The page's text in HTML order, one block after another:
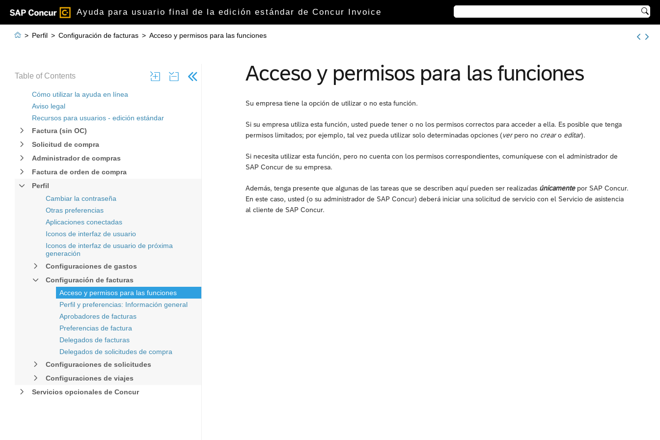
Ayuda para usuario final de la edición estándar de Concur Invoice 
Table of Contents
Cómo utilizar la ayuda en línea
Aviso legal
Recursos para usuarios - edición estándar
Factura (sin OC)
Solicitud de compra
Administrador de compras
Factura de orden de compra
Perfil
Cambiar la contraseña
Otras preferencias
Aplicaciones conectadas
Iconos de interfaz de usuario
Iconos de interfaz de usuario de próxima
generación
Configuraciones de gastos
Configuración de facturas
Acceso y permisos para las funciones
Perfil y preferencias: Información general
Aprobadores de facturas
Preferencias de factura
Delegados de facturas
Delegados de solicitudes de compra
Configuraciones de solicitudes
Configuraciones de viajes
Servicios opcionales de Concur
 > Perfil > Configuración de facturas > Acceso y permisos para las funciones
Acceso y permisos para las funciones
Su empresa tiene la opción de utilizar o no esta función.
Si su empresa utiliza esta función, usted puede tener o no los permisos correctos para acceder a ella. Es posible que tenga
permisos limitados; por ejemplo, tal vez pueda utilizar solo determinadas opciones (verpero no crearo editar).
Si necesita utilizar esta función, pero no cuenta con los permisos correspondientes, comuníquese con el administrador de
SAP Concur de su empresa.
Además, tenga presente que algunas de las tareas que se describen aquí pueden ser realizadas únicamentepor SAP Concur.
En este caso, usted (o su administrador de SAP Concur) deberá iniciar una solicitud de servicio con el Servicio de asistencia
al cliente de SAP Concur.